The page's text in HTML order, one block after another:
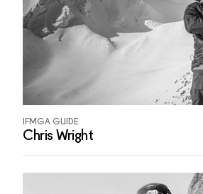
IFMGA GUIDE
Chris Wright